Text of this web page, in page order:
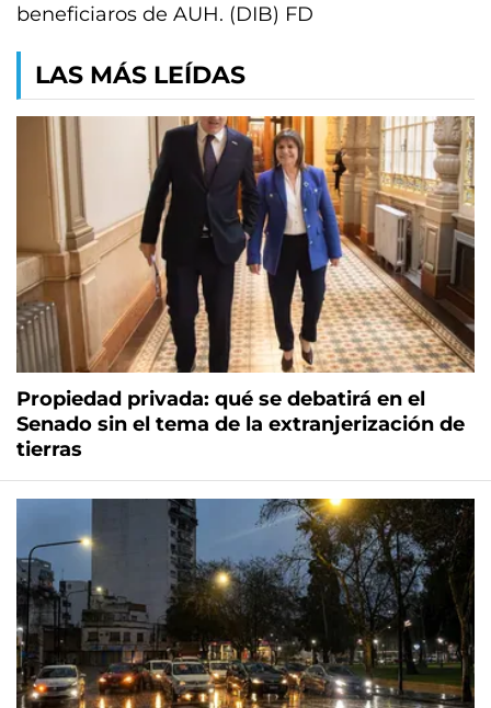
beneficiaros de AUH. (DIB) FD
LAS MÁS LEÍDAS
Propiedad privada: qué se debatirá en el
Senado sin el tema de la extranjerización de
tierras